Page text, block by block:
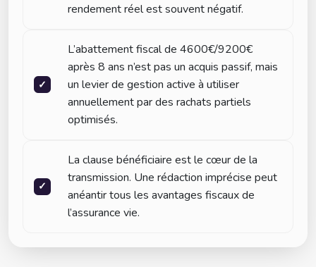
rendement réel est souvent négatif.
L’abattement fiscal de 4600€/9200€
après 8 ans n’est pas un acquis passif, mais
un levier de gestion active à utiliser
annuellement par des rachats partiels
optimisés.
La clause bénéficiaire est le cœur de la
transmission. Une rédaction imprécise peut
anéantir tous les avantages fiscaux de
l’assurance vie.